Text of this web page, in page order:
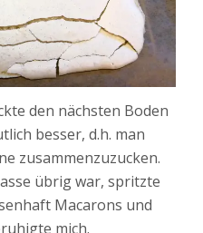
den nächsten Boden
besser, d.h. man
zusammenzuzucken.
übrig war, spritzte
Macarons und
mich.